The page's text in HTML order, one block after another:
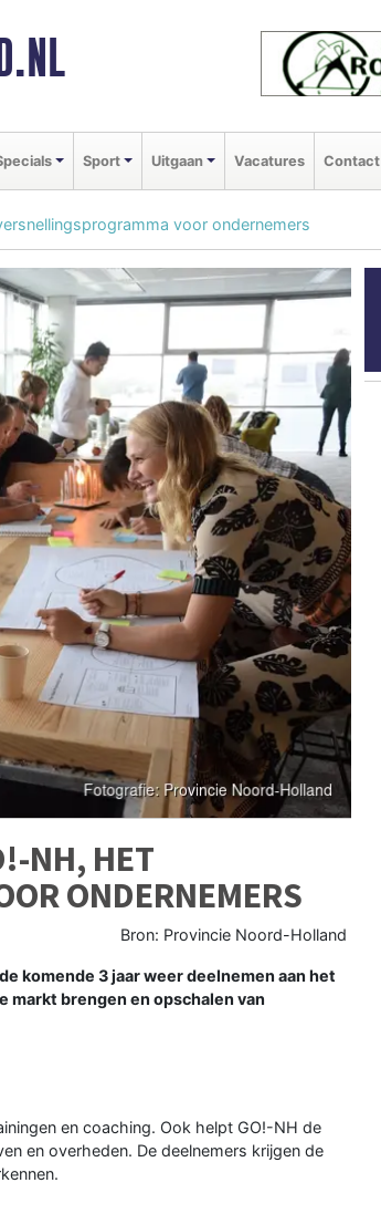
Sport Uitgaan Vacatures Contact
voor ondernemers
NH, HET
ONDERNEMERS
Bron: Provincie Noord-Holland
komende 3 jaar weer deelnemen aan het
markt brengen en opschalen van
en coaching. Ook helpt GO!-NH de
en overheden. De deelnemers krijgen de